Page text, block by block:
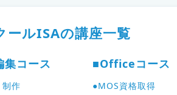
ールISAの講座一覧
コース
作
■Officeコース
●MOS資格取得